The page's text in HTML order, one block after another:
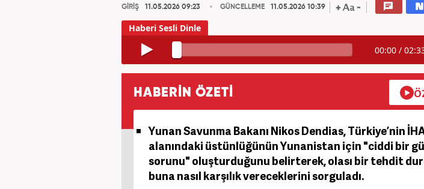
GİRİŞ 11.05.2026 09:23 GÜNCELLEME 11.05.2026 10:39
00:00 /
HABERİN ÖZETİ
Yunan Savunma Bakanı Nikos Dendias, Türkiye’nin
alanındaki üstünlüğünün Yunanistan için "ciddi bir
sorunu" oluşturduğunu belirterek, olası bir tehdit
buna nasıl karşılık vereceklerini sorguladı.